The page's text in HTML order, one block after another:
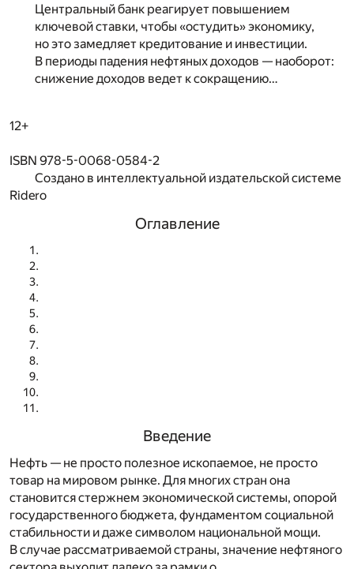
Центральный банк реагирует повышением
ключевой ставки, чтобы «остудить» экономику,
но это замедляет кредитование и инвестиции.
В периоды падения нефтяных доходов — наоборот:
снижение доходов ведет к сокращению…
12+
ISBN 978-5-0068-0584-2
Создано в интеллектуальной издательской системе
Ridero
Оглавление
Введение
Нефть — не просто полезное ископаемое, не просто
товар на мировом рынке. Для многих стран она
становится стержнем экономической системы, опорой
государственного бюджета, фундаментом социальной
стабильности и даже символом национальной мощи.
В случае рассматриваемой страны, значение нефтяного